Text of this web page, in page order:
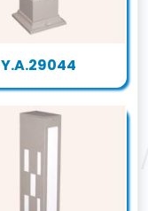
Y.A.29044